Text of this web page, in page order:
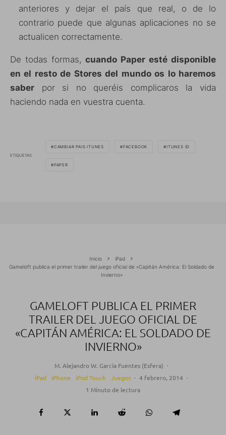
anteriores y dejar el país que real, o de lo
contrario puede que algunas aplicaciones no se
actualicen correctamente.
De todas formas, cuando Paper esté disponible
en el resto de Stores del mundo os lo haremos
saber por si no queréis complicaros la vida
haciendo nada en vuestra cuenta.
ETIQUETAS
CAMBIAR PAIS ITUNES FACEBOOK ITUNES ID
PAPER
Inicio
iPad
Gameloft publica el primer trailer del juego oficial de «Capitán América: El Soldado de
Invierno»
GAMELOFT PUBLICA EL PRIMER
TRAILER DEL JUEGO OFICIAL DE
«CAPITÁN AMÉRICA: EL SOLDADO DE
INVIERNO»
M. Alejandro W. García Fuentes (Esfera) ·
iPad
iPhone iPod Touch Juegos · 4 febrero, 2014 ·
1 Minuto de lectura